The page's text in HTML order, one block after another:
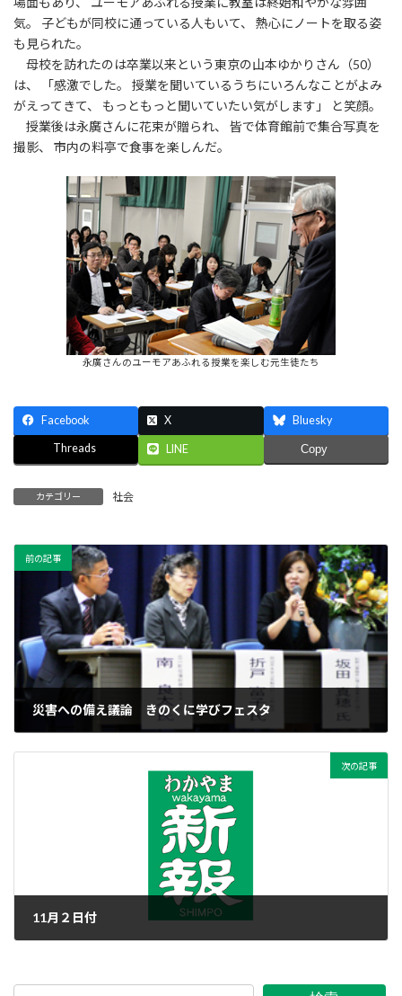
気。 子どもが同校に通っている人もいて、 熱心にノートを取る姿
も見られた。
母校を訪れたのは卒業以来という東京の山本ゆかりさん（50）
は、 「感激でした。 授業を聞いているうちにいろんなことがよみ
がえってきて、 もっともっと聞いていたい気がします」 と笑顔。
授業後は永廣さんに花束が贈られ、 皆で体育館前で集合写真を
撮影、 市内の料亭で食事を楽しんだ。
永廣さんのユーモアあふれる授業を楽しむ元生徒たち
Facebook X Bluesky
Threads LINE Copy
カテゴリー 社会
前の記事
災害への備え議論 きのくに学びフェスタ
次の記事
11月２日付